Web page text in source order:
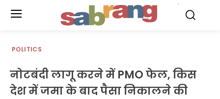
POLITICS
नोटबंदी लागू करने में PMO फेल, किस
देश में जमा के बाद पैसा निकालने की